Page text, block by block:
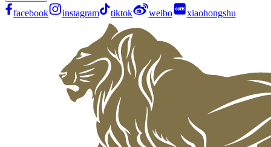
facebook instagram tiktok weibo xiaohongshu